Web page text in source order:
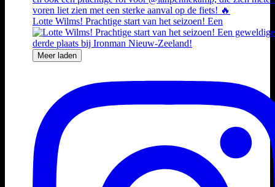
Lotte Wilms! Prachtige start van het seizoen! Een
Meer laden